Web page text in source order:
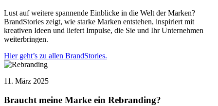
Lust auf weitere spannende Einblicke in die Welt der Marken?
BrandStories zeigt, wie starke Marken entstehen, inspiriert mit
kreativen Ideen und liefert Impulse, die Sie und Ihr Unternehmen
weiterbringen.
Hier geht’s zu allen BrandStories.
11. März 2025
Braucht meine Marke ein Rebranding?